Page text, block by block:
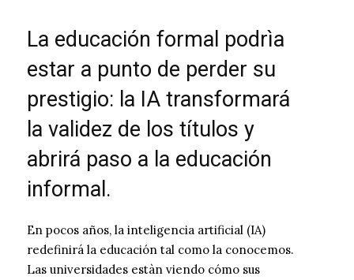
La educación formal podrìa
estar a punto de perder su
prestigio: la IA transformará
la validez de los títulos y
abrirá paso a la educación
informal.
En pocos años, la inteligencia artificial (IA)
redefinirá la educación tal como la conocemos.
Las universidades estàn viendo cómo sus